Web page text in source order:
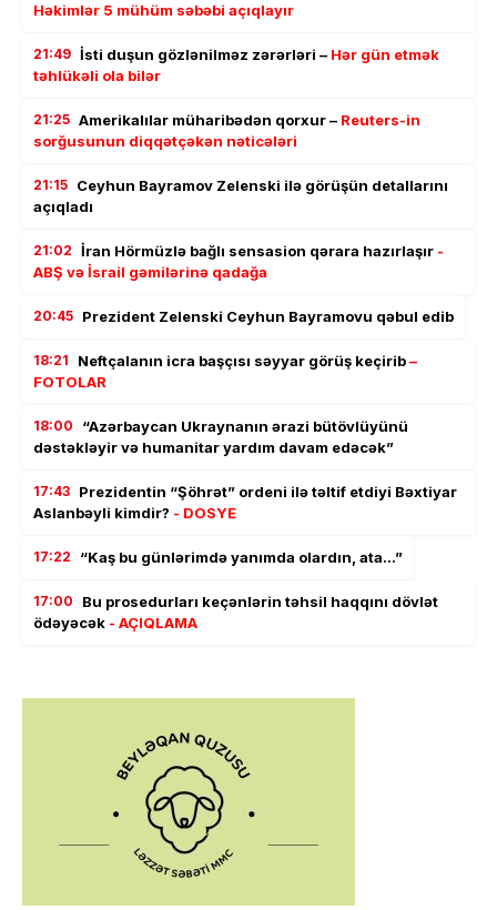
Həkimlər 5 mühüm səbəbi açıqlayır
21:49 İsti duşun gözlənilməz zərərləri – Hər gün etmək
təhlükəli ola bilər
21:25 Amerikalılar müharibədən qorxur – Reuters-in
sorğusunun diqqətçəkən nəticələri
21:15 Ceyhun Bayramov Zelenski ilə görüşün detallarını
açıqladı
21:02 İran Hörmüzlə bağlı sensasion qərara hazırlaşır -
ABŞ və İsrail gəmilərinə qadağa
20:45 Prezident Zelenski Ceyhun Bayramovu qəbul edib
18:21 Neftçalanın icra başçısı səyyar görüş keçirib–
FOTOLAR
18:00
“Azərbaycan Ukraynanın ərazi bütövlüyünü
dəstəkləyir və humanitar yardım davam edəcək”
17:43 Prezidentin “Şöhrət” ordeni ilə təltif etdiyi Bəxtiyar
Aslanbəyli kimdir? - DOSYE
17:22 “Kaş bu günlərimdə yanımda olardın, ata…”
17:00
Bu prosedurları keçənlərin təhsil haqqını dövlət
ödəyəcək - AÇIQLAMA